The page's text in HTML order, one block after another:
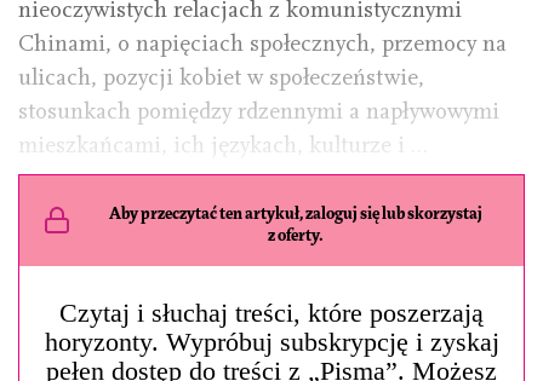
nieoczywistych relacjach z komunistycznymi
Chinami, o napięciach społecznych, przemocy na
ulicach, pozycji kobiet w społeczeństwie,
stosunkach pomiędzy rdzennymi a napływowymi
mieszkańcami, ich językach, kulturze i …
Aby przeczytać ten artykuł, zaloguj się lub skorzystaj
z oferty.
Czytaj i słuchaj treści, które poszerzają
horyzonty. Wypróbuj subskrypcję i zyskaj
pełen dostęp do treści z „Pisma”. Możesz